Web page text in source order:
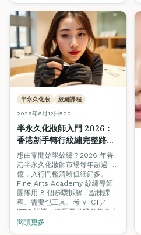
$800，附揾工渠道與招聘陷阱避
雷。
半永久化妝 紋繡課程
2026年6月12日500
半永久化妝師入門 2026：
香港新手轉行紋繡完整路線
圖（從零到月入 \$30,000
＋）
想由零開始學紋繡？2026 年香
港半永久化妝師市場每年超過 8
億，入行門檻清晰但細節多。
Fine Arts Academy 紋繡導師
團隊用 8 個步驟拆解：點揀課
程、需要乜工具、考 VTCT／
ITEC 認證、實習要做幾多隻真人
手、開業點計成本，附第一年收
閱讀更多